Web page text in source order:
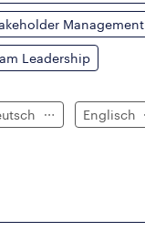
Management
Leadership
Englisch